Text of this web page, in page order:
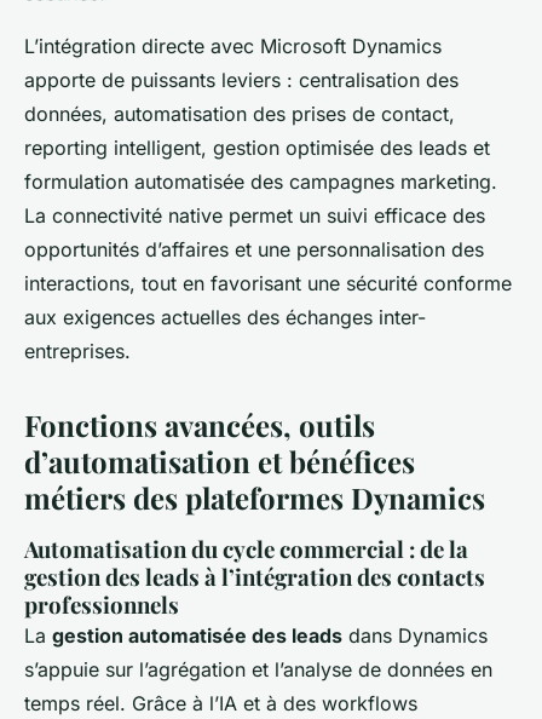
L’intégration directe avec Microsoft Dynamics
apporte de puissants leviers : centralisation des
données, automatisation des prises de contact,
reporting intelligent, gestion optimisée des leads et
formulation automatisée des campagnes marketing.
La connectivité native permet un suivi efficace des
opportunités d’affaires et une personnalisation des
interactions, tout en favorisant une sécurité conforme
aux exigences actuelles des échanges inter-
entreprises.
Fonctions avancées, outils
d’automatisation et bénéfices
métiers des plateformes Dynamics
Automatisation du cycle commercial : de la
gestion des leads à l’intégration des contacts
professionnels
La gestion automatisée des leads dans Dynamics
s’appuie sur l’agrégation et l’analyse de données en
temps réel. Grâce à l’IA et à des workflows